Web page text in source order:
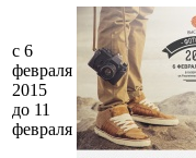
c 6
февраля
2015
до 11
февраля